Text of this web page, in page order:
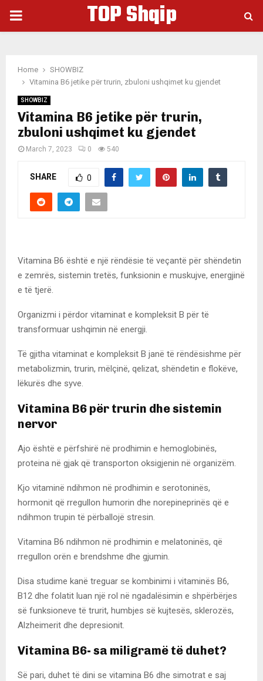
PRIMARY
TOP Shqip
Home
SHOWBIZ
Vitamina B6 jetike për trurin, zbuloni ushqimet ku gjendet
SHOWBIZ
Vitamina B6 jetike për trurin,
zbuloni ushqimet ku gjendet
March 7, 2023 0 540
SHARE 0
Vitamina B6 është e një rëndësie të veçantë për shëndetin
e zemrës, sistemin tretës, funksionin e muskujve, energjinë
e të tjerë.
Organizmi i përdor vitaminat e kompleksit B për të
transformuar ushqimin në energji.
Të gjitha vitaminat e kompleksit B janë të rëndësishme për
metabolizmin, trurin, mëlçinë, qelizat, shëndetin e flokëve,
lëkurës dhe syve.
Vitamina B6 për trurin dhe sistemin
nervor
Ajo është e përfshirë në prodhimin e hemoglobinës,
proteina në gjak që transporton oksigjenin në organizëm.
Kjo vitaminë ndihmon në prodhimin e serotoninës,
hormonit që rregullon humorin dhe norepineprinës që e
ndihmon trupin të përballojë stresin.
Vitamina B6 ndihmon në prodhimin e melatoninës, që
rregullon orën e brendshme dhe gjumin.
Disa studime kanë treguar se kombinimi i vitaminës B6,
B12 dhe folatit luan një rol në ngadalësimin e shpërbërjes
së funksioneve të trurit, humbjes së kujtesës, sklerozës,
Alzheimerit dhe depresionit.
Vitamina B6- sa miligramë të duhet?
Së pari, duhet të dini se vitamina B6 dhe simotrat e saj